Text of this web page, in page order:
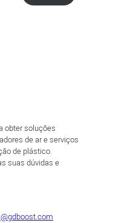
obter soluções
de ar e serviços
de plástico.
suas dúvidas e